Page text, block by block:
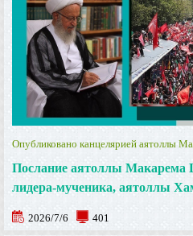
Опубликовано канцелярией аятоллы
Послание аятоллы Макарема
лидера-мученика, аятоллы
2026/7/6 401